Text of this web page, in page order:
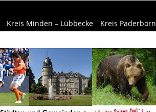
Kreis Minden – Lübbecke Kreis Paderborn